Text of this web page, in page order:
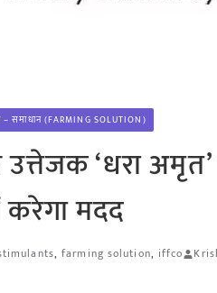
– समाधान (FARMING SOLUTION)
‘धरा
मदद
,farming solution, iffco